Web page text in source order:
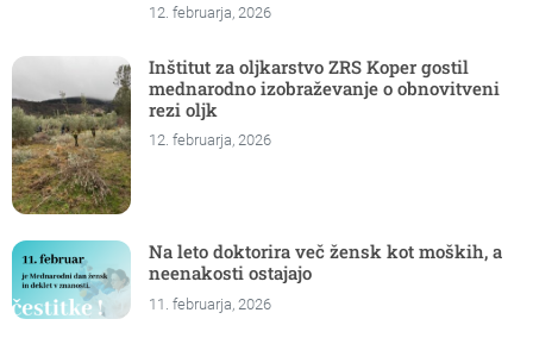
12. februarja, 2026
Inštitut za oljkarstvo ZRS Koper gostil
mednarodno izobraževanje o obnovitveni
rezi oljk
12. februarja, 2026
Na leto doktorira več žensk kot moških, a
neenakosti ostajajo
11. februarja, 2026